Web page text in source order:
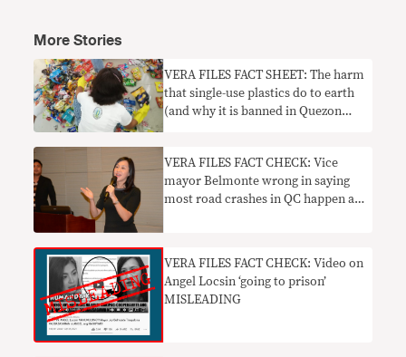
More Stories
VERA FILES FACT SHEET: The harm
that single-use plastics do to earth
(and why it is banned in Quezon
VERA FILES FACT CHECK: Vice
mayor Belmonte wrong in saying
most road crashes in QC happen at
VERA FILES FACT CHECK: Video on
Angel Locsin ‘going to prison’
MISLEADING